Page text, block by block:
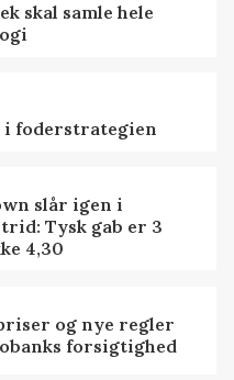
skal samle hele
i foderstrategien
slår igen i
Tysk gab er 3
4,30
og nye regler
forsigtighed